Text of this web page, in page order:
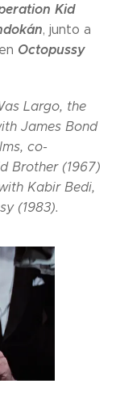
Kid
, junto a
en Octopussy
Largo, the
James Bond
co-
Brother (1967)
Kabir Bedi,
(1983).